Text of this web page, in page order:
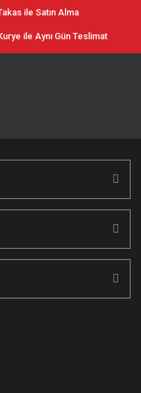
ile Satın Alma
ile Aynı Gün Teslimat